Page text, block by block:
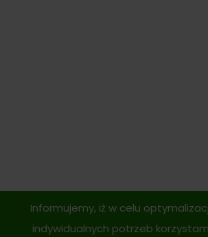
Informujemy, iż w celu
indywidualnych potrzeb